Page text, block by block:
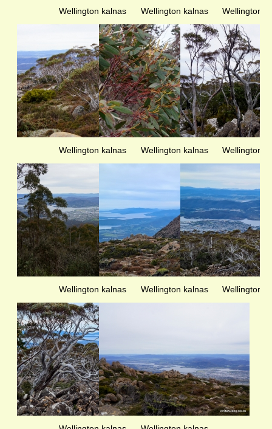
Wellington kalnas Wellington kalnas Wellington
Wellington kalnas Wellington kalnas Wellington
Wellington kalnas Wellington kalnas Wellington